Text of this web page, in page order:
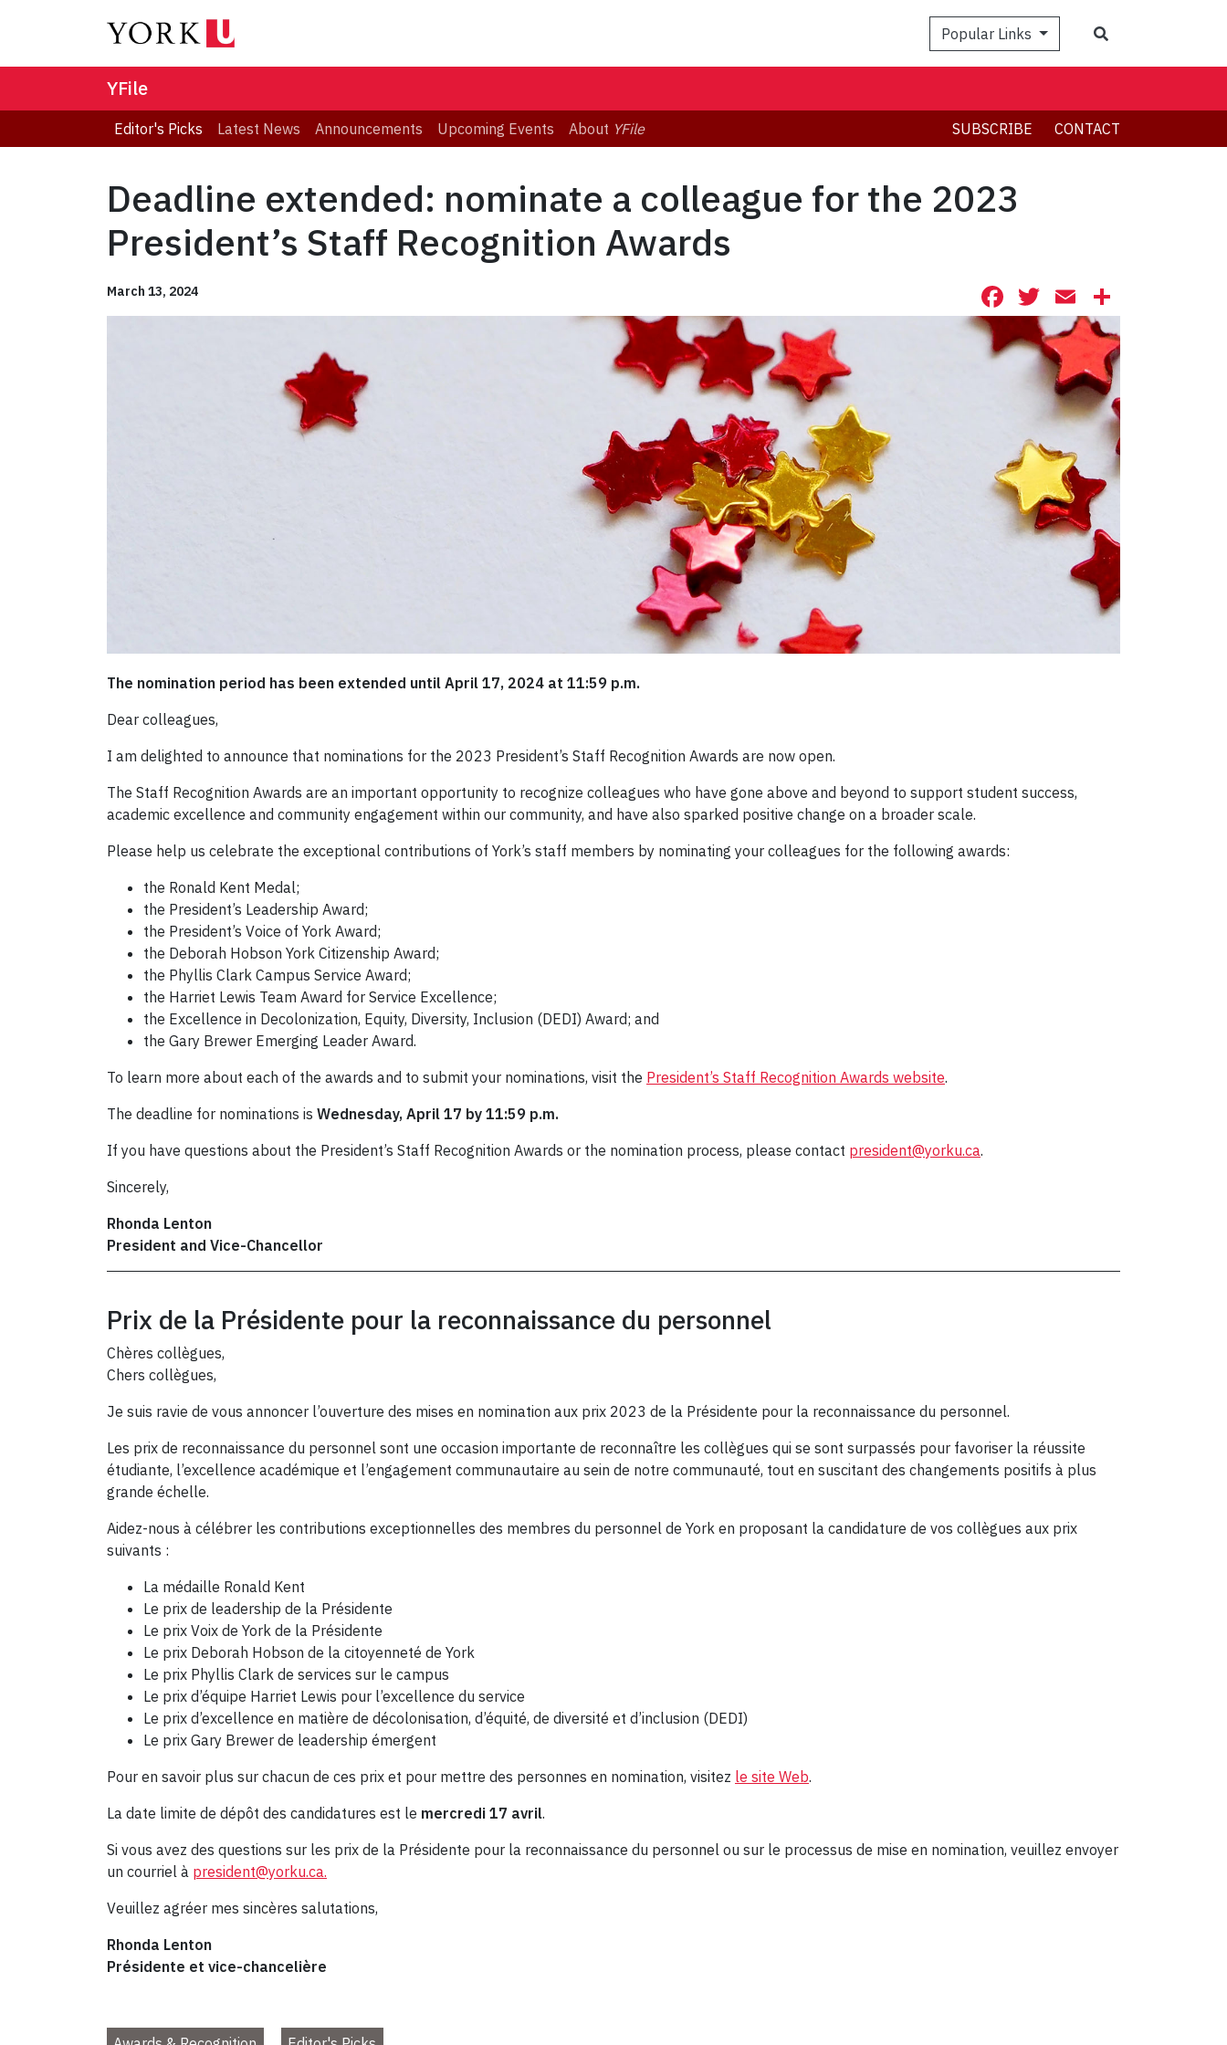
Popular Links
YFile
Editor's Picks Latest News Announcements Upcoming Events About YFile SUBSCRIBE CONTACT
Deadline extended: nominate a colleague for the 2023
President’s Staff Recognition Awards
March 13, 2024 Facebook
Twitter
Email
The nomination period has been extended until April 17, 2024 at 11:59 p.m.
Dear colleagues,
I am delighted to announce that nominations for the 2023 President’s Staff Recognition Awards are now open.
The Staff Recognition Awards are an important opportunity to recognize colleagues who have gone above and beyond to support student success,
academic excellence and community engagement within our community, and have also sparked positive change on a broader scale.
Please help us celebrate the exceptional contributions of York’s staff members by nominating your colleagues for the following awards:
the Ronald Kent Medal;
the President’s Leadership Award;
the President’s Voice of York Award;
the Deborah Hobson York Citizenship Award;
the Phyllis Clark Campus Service Award;
the Harriet Lewis Team Award for Service Excellence;
the Excellence in Decolonization, Equity, Diversity, Inclusion (DEDI) Award; and
the Gary Brewer Emerging Leader Award.
To learn more about each of the awards and to submit your nominations, visit the President’s Staff Recognition Awards website.
The deadline for nominations is Wednesday, April 17 by 11:59 p.m.
If you have questions about the President’s Staff Recognition Awards or the nomination process, please contact president@yorku.ca.
Sincerely,
Rhonda Lenton
President and Vice-Chancellor
Prix de la Présidente pour la reconnaissance du personnel
Chères collègues,
Chers collègues,
Je suis ravie de vous annoncer l’ouverture des mises en nomination aux prix 2023 de la Présidente pour la reconnaissance du personnel.
Les prix de reconnaissance du personnel sont une occasion importante de reconnaître les collègues qui se sont surpassés pour favoriser la réussite
étudiante, l’excellence académique et l’engagement communautaire au sein de notre communauté, tout en suscitant des changements positifs à plus
grande échelle.
Aidez-nous à célébrer les contributions exceptionnelles des membres du personnel de York en proposant la candidature de vos collègues aux prix
suivants :
La médaille Ronald Kent
Le prix de leadership de la Présidente
Le prix Voix de York de la Présidente
Le prix Deborah Hobson de la citoyenneté de York
Le prix Phyllis Clark de services sur le campus
Le prix d’équipe Harriet Lewis pour l’excellence du service
Le prix d’excellence en matière de décolonisation, d’équité, de diversité et d’inclusion (DEDI)
Le prix Gary Brewer de leadership émergent
Pour en savoir plus sur chacun de ces prix et pour mettre des personnes en nomination, visitez le site Web.
La date limite de dépôt des candidatures est le mercredi 17 avril.
Si vous avez des questions sur les prix de la Présidente pour la reconnaissance du personnel ou sur le processus de mise en nomination, veuillez envoyer
un courriel à president@yorku.ca.
Veuillez agréer mes sincères salutations,
Rhonda Lenton
Présidente et vice-chancelière